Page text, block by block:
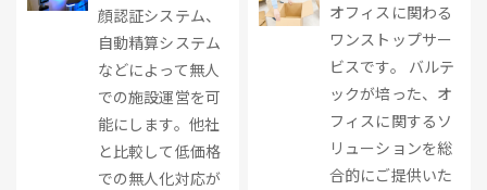
顔認証システム、
自動精算システム
などによって無人
での施設運営を可
能にします。他社
と比較して低価格
での無人化対応が
オフィスに関わる
ワンストップサー
ビスです。 バルテ
ックが培った、オ
フィスに関するソ
リューションを総
合的にご提供いた